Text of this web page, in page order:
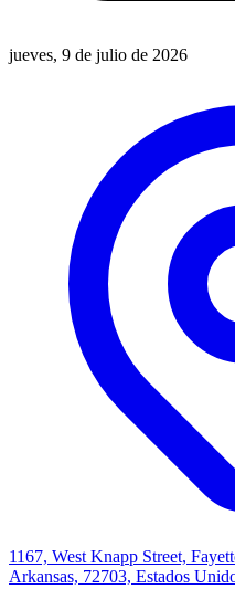
jueves, 9 de julio de 2026
1167, West Knapp Street,
Arkansas, 72703, Estados